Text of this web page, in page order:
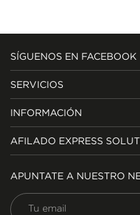
SÍGUENOS EN FACEBOOK
SERVICIOS
INFORMACIÓN
AFILADO EXPRESS
APUNTATE A NUESTRO